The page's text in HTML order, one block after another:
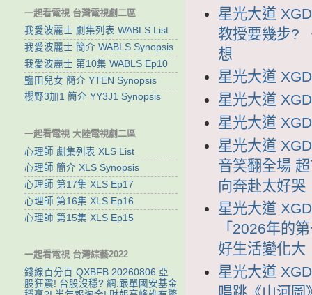
星光大道
教授要幾步?
想
星光大道
星光大道
星光大道
星光大道
音笑翻全場
向奔赴太好哭
星光大道
「2026年的
好生活變化大
星光大道
一起看電視 台灣電視劇二區
我愛波麗士 劇集列表 WABLS List
我愛波麗士 簡介 WABLS Synopsis
我愛波麗士 第10集 WABLS Ep10
鹽田兒女 簡介 YTEN Synopsis
櫻野3加1 簡介 YY3J1 Synopsis
一起看電視 大陸電視劇二區
心理師 劇集列表 XLS List
心理師 簡介 XLS Synopsis
心理師 第17集 XLS Ep17
心理師 第16集 XLS Ep16
心理師 第15集 XLS Ep15
一起看電視 台灣綜藝2022
錢線百分百 QXBFB 20260806 亞
股狂震! 台股沒穩? 網:跟單國安基金